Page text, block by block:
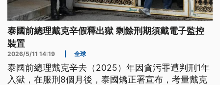
泰國前總理戴克辛假釋出獄 剩餘刑期須戴電子監控
裝置
2026/5/11 14:19 全球
泰國前總理戴克辛去（2025）年因貪污罪遭判刑1年
入獄，在服刑8個月後，泰國矯正署宣布，考量戴克